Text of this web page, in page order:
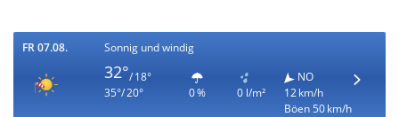
FR 07.08. Sonnig und windig
32°/ 18°
35°/ 20°
0 % 0 l/m²
NO
12 km/h
Böen 50 km/h